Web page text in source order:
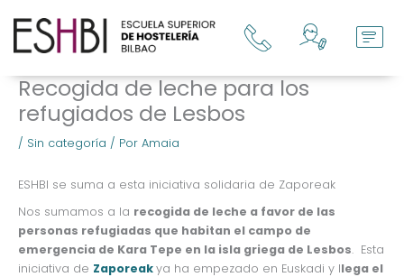
contenido
Recogida de leche para los
refugiados de Lesbos
/ Sin categoría / Por Amaia
ESHBI se suma a esta iniciativa solidaria de Zaporeak
Nos sumamos a la recogida de leche a favor de las
personas refugiadas que habitan el campo de
emergencia de Kara Tepe en la isla griega de Lesbos. Esta
iniciativa de Zaporeakya ha empezado en Euskadi y llega el